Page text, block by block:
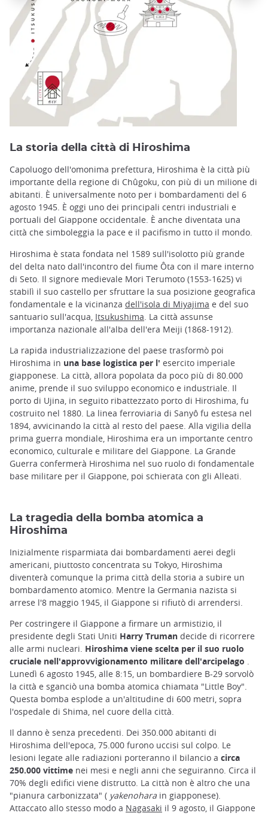
La storia della città di Hiroshima
Capoluogo dell'omonima prefettura, Hiroshima è la città più
importante della regione di Chûgoku, con più di un milione di
abitanti. È universalmente noto per i bombardamenti del 6
agosto 1945. È oggi uno dei principali centri industriali e
portuali del Giappone occidentale. È anche diventata una
città che simboleggia la pace e il pacifismo in tutto il mondo.
Hiroshima è stata fondata nel 1589 sull'isolotto più grande
del delta nato dall'incontro del fiume Ôta con il mare interno
di Seto. Il signore medievale Mori Terumoto (1553-1625) vi
stabilì il suo castello per sfruttare la sua posizione geografica
fondamentale e la vicinanza dell'isola di Miyajima e del suo
santuario sull'acqua, Itsukushima . La città assunse
importanza nazionale all'alba dell'era Meiji (1868-1912).
La rapida industrializzazione del paese trasformò poi
Hiroshima in una base logistica per l' esercito imperiale
giapponese. La città, allora popolata da poco più di 80.000
anime, prende il suo sviluppo economico e industriale. Il
porto di Ujina, in seguito ribattezzato porto di Hiroshima, fu
costruito nel 1880. La linea ferroviaria di Sanyô fu estesa nel
1894, avvicinando la città al resto del paese. Alla vigilia della
prima guerra mondiale, Hiroshima era un importante centro
economico, culturale e militare del Giappone. La Grande
Guerra confermerà Hiroshima nel suo ruolo di fondamentale
base militare per il Giappone, poi schierata con gli Alleati.
La tragedia della bomba atomica a
Hiroshima
Inizialmente risparmiata dai bombardamenti aerei degli
americani, piuttosto concentrata su Tokyo, Hiroshima
diventerà comunque la prima città della storia a subire un
bombardamento atomico. Mentre la Germania nazista si
arrese l'8 maggio 1945, il Giappone si rifiutò di arrendersi.
Per costringere il Giappone a firmare un armistizio, il
presidente degli Stati Uniti Harry Truman decide di ricorrere
alle armi nucleari. Hiroshima viene scelta per il suo ruolo
cruciale nell'approvvigionamento militare dell'arcipelago .
Lunedì 6 agosto 1945, alle 8:15, un bombardiere B-29 sorvolò
la città e sganciò una bomba atomica chiamata "Little Boy".
Questa bomba esplode a un'altitudine di 600 metri, sopra
l'ospedale di Shima, nel cuore della città.
Il danno è senza precedenti. Dei 350.000 abitanti di
Hiroshima dell'epoca, 75.000 furono uccisi sul colpo. Le
lesioni legate alle radiazioni porteranno il bilancio a circa
250.000 vittime nei mesi e negli anni che seguiranno. Circa il
70% degli edifici viene distrutto. La città non è altro che una
"pianura carbonizzata" ( yakenohara in giapponese).
Attaccato allo stesso modo a Nagasaki il 9 agosto, il Giappone